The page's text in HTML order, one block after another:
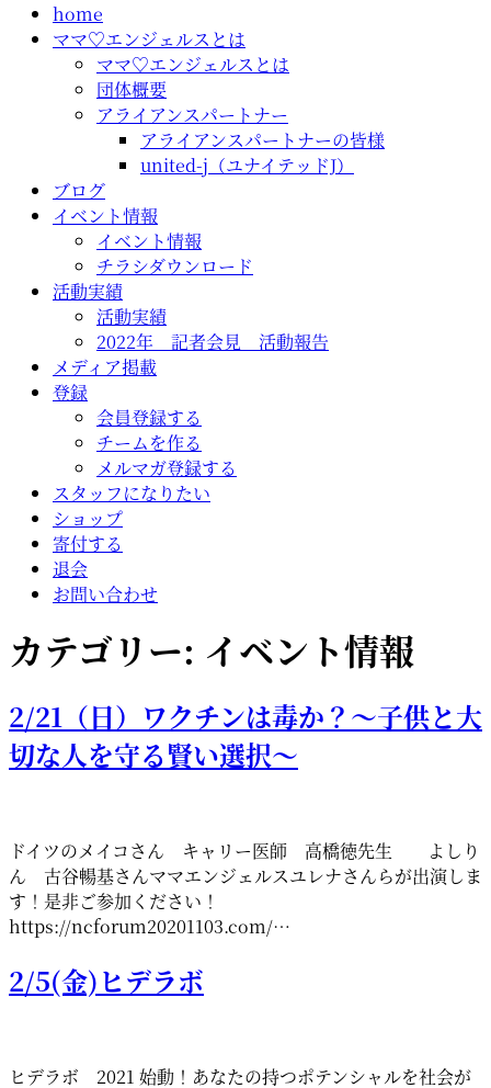
home
ママ♡エンジェルスとは
ママ♡エンジェルスとは
団体概要
アライアンスパートナー
アライアンスパートナーの皆様
united-j（ユナイテッドJ）
ブログ
イベント情報
イベント情報
チラシダウンロード
活動実績
活動実績
2022年 記者会見 活動報告
メディア掲載
登録
会員登録する
チームを作る
メルマガ登録する
スタッフになりたい
ショップ
寄付する
退会
お問い合わせ
カテゴリー: イベント情報
2/21（日）ワクチンは毒か？～子供と大
切な人を守る賢い選択～
ドイツのメイコさん キャリー医師 高橋徳先生 よしり
ん 古谷暢基さんママエンジェルスユレナさんらが出演しま
す！是非ご参加ください！
https://ncforum20201103.com/…
2/5(金)ヒデラボ
ヒデラボ 2021 始動！あなたの持つポテンシャルを社会が